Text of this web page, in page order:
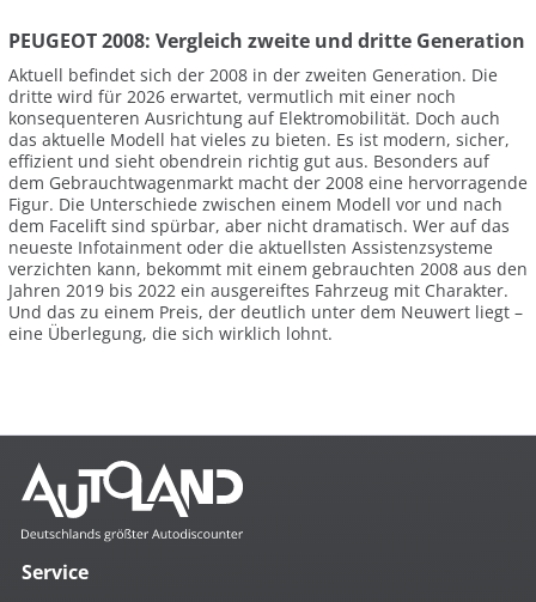
PEUGEOT 2008: Vergleich zweite und dritte Generation
Aktuell befindet sich der 2008 in der zweiten Generation. Die
dritte wird für 2026 erwartet, vermutlich mit einer noch
konsequenteren Ausrichtung auf Elektromobilität. Doch auch
das aktuelle Modell hat vieles zu bieten. Es ist modern, sicher,
effizient und sieht obendrein richtig gut aus. Besonders auf
dem Gebrauchtwagenmarkt macht der 2008 eine hervorragende
Figur. Die Unterschiede zwischen einem Modell vor und nach
dem Facelift sind spürbar, aber nicht dramatisch. Wer auf das
neueste Infotainment oder die aktuellsten Assistenzsysteme
verzichten kann, bekommt mit einem gebrauchten 2008 aus den
Jahren 2019 bis 2022 ein ausgereiftes Fahrzeug mit Charakter.
Und das zu einem Preis, der deutlich unter dem Neuwert liegt –
eine Überlegung, die sich wirklich lohnt.
Service